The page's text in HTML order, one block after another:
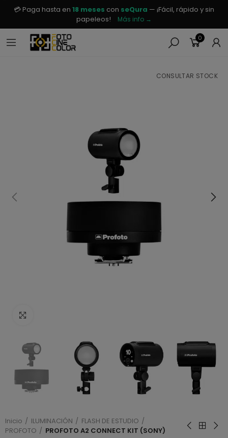
💳 Paga hasta en 18 meses con seQura — ¡Fácil, rápido y sin
papeleos!
Más info →
0
CONSULTAR STOCK
Inicio ILUMINACIÓN
FLASH DE ESTUDIO
PROFOTO
PROFOTO A2 CONNECT KIT (SONY)